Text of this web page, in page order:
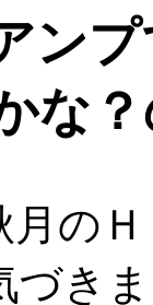
ン
な
月の
づき